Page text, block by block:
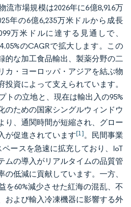
流市場規模は2026年に6億8,916万
年の6億6,235万米ドルから成長
万米ドルに達する見通しで、
のCAGRで拡大します。この
的な加工食品輸出、製薬分野の二
カ・ヨーロッパ・アジアを結ぶ物
資によって支えられています。
トの立地と、現在は輸出入の95%
のための国家シングルウィンドウ
り、通関時間が短縮され、グロー
が促進されています[1]。民間事業
ースを急速に拡充しており、IoT
ムの導入がリアルタイムの品質管
低減に貢献しています。一方、
を60%減少させた紅海の混乱、不
および輸入冷凍機器に影響する外